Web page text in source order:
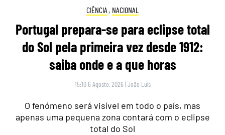
CIÊNCIA , NACIONAL
Portugal prepara-se para eclipse total
do Sol pela primeira vez desde 1912:
saiba onde e a que horas
15:10 6 Agosto, 2026 |João Luís
O fenómeno será visível em todo o país, mas
apenas uma pequena zona contará com o eclipse
total do Sol